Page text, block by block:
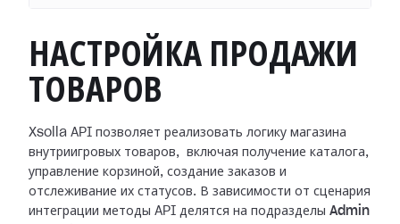
НАСТРОЙКА ПРОДАЖИ
ТОВАРОВ
Xsolla API позволяет реализовать логику магазина
внутриигровых товаров, включая получение каталога,
управление корзиной, создание заказов и
отслеживание их статусов. В зависимости от сценария
интеграции методы API делятся на подразделы Admin